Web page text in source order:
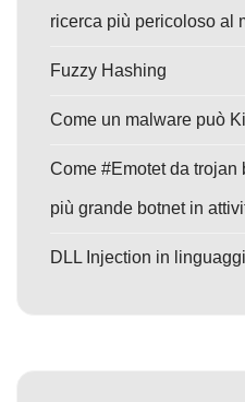
ricerca più pericoloso al
Fuzzy Hashing
Come un malware può
Come #Emotet da trojan
più grande botnet in
DLL Injection in